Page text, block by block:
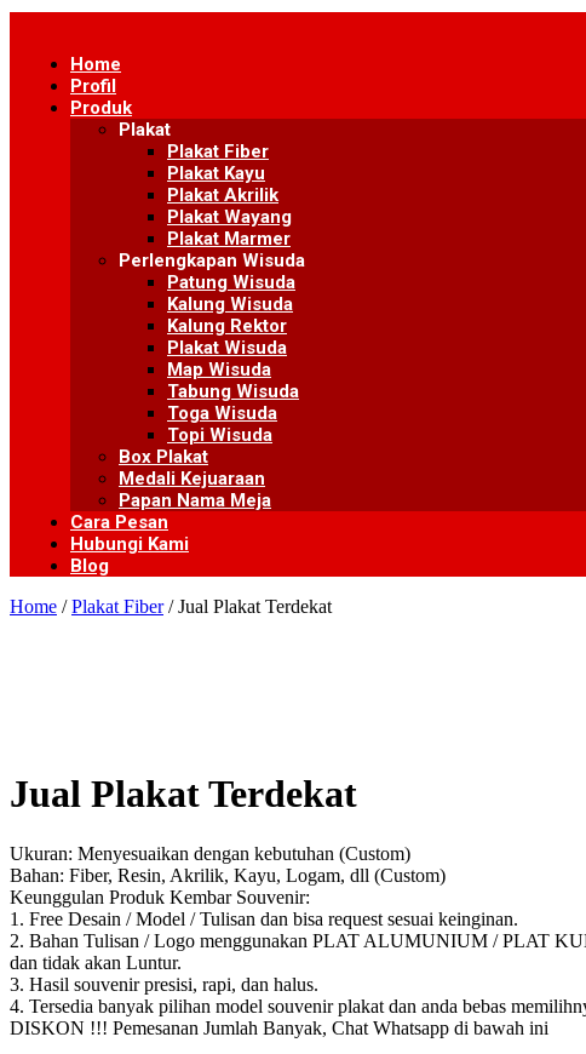
content
Home
Profil
Produk
Plakat
Plakat Fiber
Plakat Kayu
Plakat Akrilik
Plakat Wayang
Plakat Marmer
Perlengkapan Wisuda
Patung Wisuda
Kalung Wisuda
Kalung Rektor
Plakat Wisuda
Map Wisuda
Tabung Wisuda
Toga Wisuda
Topi Wisuda
Box Plakat
Medali Kejuaraan
Papan Nama Meja
Cara Pesan
Hubungi Kami
Blog
Home /Plakat Fiber/ Jual Plakat Terdekat
Jual Plakat Terdekat
Ukuran: Menyesuaikan dengan kebutuhan (Custom)
Bahan: Fiber, Resin, Akrilik, Kayu, Logam, dll (Custom)
Keunggulan Produk Kembar Souvenir:
1. Free Desain / Model / Tulisan dan bisa request sesuai keinginan.
2. Bahan Tulisan / Logo menggunakan PLAT ALUMUNIUM / PLAT
dan tidak akan Luntur.
3. Hasil souvenir presisi, rapi, dan halus.
4. Tersedia banyak pilihan model souvenir plakat dan anda bebas
DISKON !!! Pemesanan Jumlah Banyak, Chat Whatsapp di bawah ini